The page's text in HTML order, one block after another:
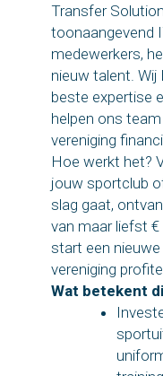
Transfer
toonaangevend
medewerkers,
nieuw talent. Wij
beste expertise
helpen ons
vereniging
Hoe werkt het?
jouw sportclub
slag gaat,
van maar liefst €
start een nieuwe
vereniging
Wat betekent